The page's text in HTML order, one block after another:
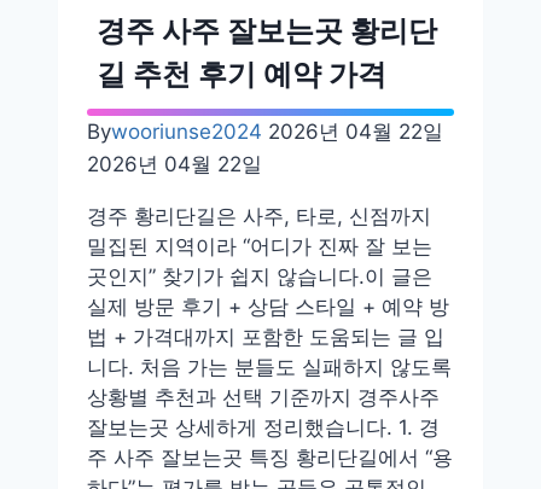
보
는
곳
카
페
팔
추
천
후
기
내
돈
내
산
경주 사주 잘보는곳 황리단
길 추천 후기 예약 가격
Bywooriunse2024 2026년 04월 22일
2026년 04월 22일
경주 황리단길은 사주, 타로, 신점까지
밀집된 지역이라 “어디가 진짜 잘 보는
곳인지” 찾기가 쉽지 않습니다.이 글은
실제 방문 후기 + 상담 스타일 + 예약 방
법 + 가격대까지 포함한 도움되는 글 입
니다. 처음 가는 분들도 실패하지 않도록
상황별 추천과 선택 기준까지 경주사주
잘보는곳 상세하게 정리했습니다. 1. 경
주 사주 잘보는곳 특징 황리단길에서 “용